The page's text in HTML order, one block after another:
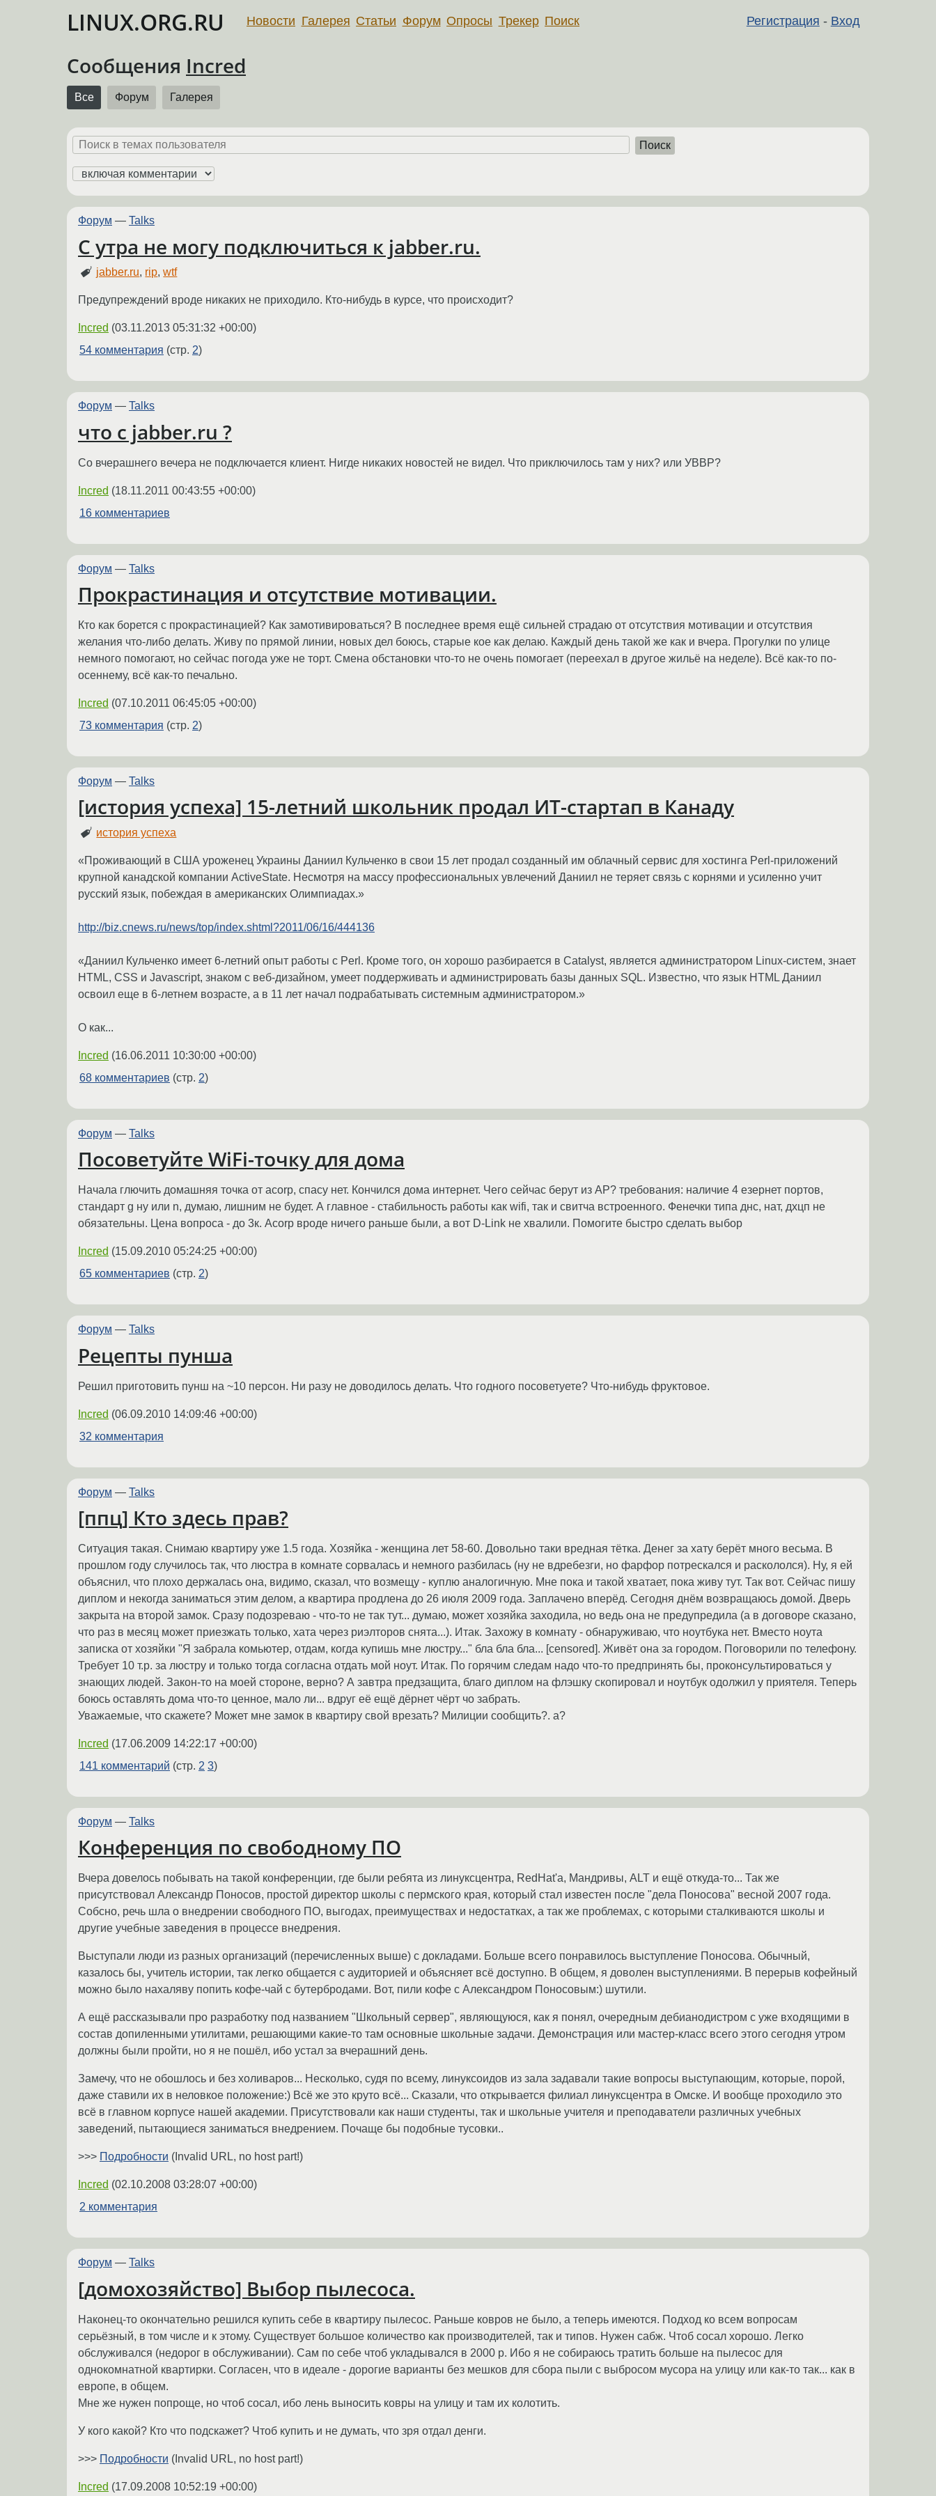
LINUX.ORG.RU Регистрация - Вход
Новости Галерея Статьи Форум Опросы Трекер Поиск
Сообщения Incred
Все Форум Галерея
Поиск
Форум — Talks
С утра не могу подключиться к jabber.ru.
jabber.ru, rip,wtf
Предупреждений вроде никаких не приходило. Кто-нибудь в курсе, что происходит?
Incred (03.11.2013 05:31:32 +00:00)
54 комментария (стр. 2)
Форум — Talks
что с jabber.ru ?
Со вчерашнего вечера не подключается клиент. Нигде никаких новостей не видел. Что приключилось там у них? или УВВР?
Incred (18.11.2011 00:43:55 +00:00)
16 комментариев
Форум — Talks
Прокрастинация и отсутствие мотивации.
Кто как борется с прокрастинацией? Как замотивироваться? В последнее время ещё сильней страдаю от отсутствия мотивации и отсутствия
желания что-либо делать. Живу по прямой линии, новых дел боюсь, старые кое как делаю. Каждый день такой же как и вчера. Прогулки по улице
немного помогают, но сейчас погода уже не торт. Смена обстановки что-то не очень помогает (переехал в другое жильё на неделе). Всё как-то по-
осеннему, всё как-то печально.
Incred (07.10.2011 06:45:05 +00:00)
73 комментария (стр. 2)
Форум — Talks
[история успеха] 15-летний школьник продал ИТ-стартап в Канаду
история успеха
«Проживающий в США уроженец Украины Даниил Кульченко в свои 15 лет продал созданный им облачный сервис для хостинга Perl-приложений
крупной канадской компании ActiveState. Несмотря на массу профессиональных увлечений Даниил не теряет связь с корнями и усиленно учит
русский язык, побеждая в американских Олимпиадах.»
http://biz.cnews.ru/news/top/index.shtml?2011/06/16/444136
«Даниил Кульченко имеет 6-летний опыт работы с Perl. Кроме того, он хорошо разбирается в Catalyst, является администратором Linux-систем, знает
HTML, CSS и Javascript, знаком с веб-дизайном, умеет поддерживать и администрировать базы данных SQL. Известно, что язык HTML Даниил
освоил еще в 6-летнем возрасте, а в 11 лет начал подрабатывать системным администратором.»
О как...
Incred (16.06.2011 10:30:00 +00:00)
68 комментариев (стр. 2)
Форум — Talks
Посоветуйте WiFi-точку для дома
Начала глючить домашняя точка от acorp, спасу нет. Кончился дома интернет. Чего сейчас берут из AP? требования: наличие 4 езернет портов,
стандарт g ну или n, думаю, лишним не будет. А главное - стабильность работы как wifi, так и свитча встроенного. Фенечки типа днс, нат, дхцп не
обязательны. Цена вопроса - до 3к. Acorp вроде ничего раньше были, а вот D-Link не хвалили. Помогите быстро сделать выбор
Incred (15.09.2010 05:24:25 +00:00)
65 комментариев (стр. 2)
Форум — Talks
Рецепты пунша
Решил приготовить пунш на ~10 персон. Ни разу не доводилось делать. Что годного посоветуете? Что-нибудь фруктовое.
Incred (06.09.2010 14:09:46 +00:00)
32 комментария
Форум — Talks
[ппц] Кто здесь прав?
Ситуация такая. Снимаю квартиру уже 1.5 года. Хозяйка - женщина лет 58-60. Довольно таки вредная тётка. Денег за хату берёт много весьма. В
прошлом году случилось так, что люстра в комнате сорвалась и немного разбилась (ну не вдребезги, но фарфор потрескался и раскололся). Ну, я ей
объяснил, что плохо держалась она, видимо, сказал, что возмещу - куплю аналогичную. Мне пока и такой хватает, пока живу тут. Так вот. Сейчас пишу
диплом и некогда заниматься этим делом, а квартира продлена до 26 июля 2009 года. Заплачено вперёд. Сегодня днём возвращаюсь домой. Дверь
закрыта на второй замок. Сразу подозреваю - что-то не так тут... думаю, может хозяйка заходила, но ведь она не предупредила (а в договоре сказано,
что раз в месяц может приезжать только, хата через риэлторов снята...). Итак. Захожу в комнату - обнаруживаю, что ноутбука нет. Вместо ноута
записка от хозяйки "Я забрала комьютер, отдам, когда купишь мне люстру..." бла бла бла... [censored]. Живёт она за городом. Поговорили по телефону.
Требует 10 т.р. за люстру и только тогда согласна отдать мой ноут. Итак. По горячим следам надо что-то предпринять бы, проконсультироваться у
знающих людей. Закон-то на моей стороне, верно? А завтра предзащита, благо диплом на флэшку скопировал и ноутбук одолжил у приятеля. Теперь
боюсь оставлять дома что-то ценное, мало ли... вдруг её ещё дёрнет чёрт чо забрать.
Уважаемые, что скажете? Может мне замок в квартиру свой врезать? Милиции сообщить?. а?
Incred (17.06.2009 14:22:17 +00:00)
141 комментарий (стр. 2 3)
Форум — Talks
Конференция по свободному ПО
Вчера довелось побывать на такой конференции, где были ребята из линуксцентра, RedHat'а, Мандривы, ALT и ещё откуда-то... Так же
присутствовал Александр Поносов, простой директор школы с пермского края, который стал известен после "дела Поносова" весной 2007 года.
Собсно, речь шла о внедрении свободного ПО, выгодах, преимуществах и недостатках, а так же проблемах, с которыми сталкиваются школы и
другие учебные заведения в процессе внедрения.
Выступали люди из разных организаций (перечисленных выше) с докладами. Больше всего понравилось выступление Поносова. Обычный,
казалось бы, учитель истории, так легко общается с аудиторией и объясняет всё доступно. В общем, я доволен выступлениями. В перерыв кофейный
можно было нахаляву попить кофе-чай с бутербродами. Вот, пили кофе с Александром Поносовым:) шутили.
А ещё рассказывали про разработку под названием "Школьный сервер", являющуюся, как я понял, очередным дебианодистром с уже входящими в
состав допиленными утилитами, решающими какие-то там основные школьные задачи. Демонстрация или мастер-класс всего этого сегодня утром
должны были пройти, но я не пошёл, ибо устал за вчерашний день.
Замечу, что не обошлось и без холиваров... Несколько, судя по всему, линуксоидов из зала задавали такие вопросы выступающим, которые, порой,
даже ставили их в неловкое положение:) Всё же это круто всё... Сказали, что открывается филиал линуксцентра в Омске. И вообще проходило это
всё в главном корпусе нашей академии. Присутствовали как наши студенты, так и школьные учителя и преподаватели различных учебных
заведений, пытающиеся заниматься внедрением. Почаще бы подобные тусовки..
>>> Подробности (Invalid URL, no host part!)
Incred (02.10.2008 03:28:07 +00:00)
2 комментария
Форум — Talks
[домохозяйство] Выбор пылесоса.
Наконец-то окончательно решился купить себе в квартиру пылесос. Раньше ковров не было, а теперь имеются. Подход ко всем вопросам
серьёзный, в том числе и к этому. Существует большое количество как производителей, так и типов. Нужен сабж. Чтоб сосал хорошо. Легко
обслуживался (недорог в обслуживании). Сам по себе чтоб укладывался в 2000 р. Ибо я не собираюсь тратить больше на пылесос для
однокомнатной квартирки. Согласен, что в идеале - дорогие варианты без мешков для сбора пыли с выбросом мусора на улицу или как-то так... как в
европе, в общем.
Мне же нужен попроще, но чтоб сосал, ибо лень выносить ковры на улицу и там их колотить.
У кого какой? Кто что подскажет? Чтоб купить и не думать, что зря отдал денги.
>>> Подробности (Invalid URL, no host part!)
Incred (17.09.2008 10:52:19 +00:00)